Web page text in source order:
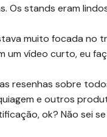
Os stands eram
muito focada no
um vídeo curto, eu
resenhas sobre
e outros
ok? Não sei